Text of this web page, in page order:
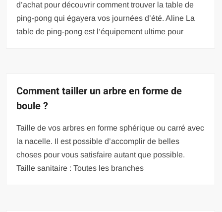
d’achat pour découvrir comment trouver la table de
ping-pong qui égayera vos journées d’été. Aline La
table de ping-pong est l’équipement ultime pour
Comment tailler un arbre en forme de
boule ?
Taille de vos arbres en forme sphérique ou carré avec
la nacelle. Il est possible d’accomplir de belles
choses pour vous satisfaire autant que possible.
Taille sanitaire : Toutes les branches